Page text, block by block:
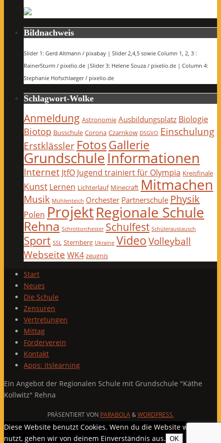
Bildnachweis
Slider 1: Gerd Altmann / pixabay | Slider 2,4,5 sowie Column 1, 2, 3 :
RainerSturm / pixelio.de |Slider 3: Helene Souza / pixelio.de | Column 4:
Stephanie Hofschlaeger / pixelio.de
Schlagwort-Wolke
Anmeldung Astronomie Ausbildungsplatz Biologie
Biotop Busschule Corona Czarnkow DSGVO Einschulung
Erstklässler FotosGallerie
GrundschuleInformationen
Internet JtfO Jugend trainiert für Olympia Kreisfinale
Kunst Lernen Lichterlauf Minecraft Mitmachen
Musik Mühlenteich Orchester Partnerschule Physik
Polen ProjektRegionale Schule
Rehna Schrottorchester Schulfest Schüleraustausch
Sport SSL Sternberg Ukraine VideoVolleyball
Webseite WK4 zeugnis
Start
Neues
Die Schule
Zensuren
Vertretungen
Mittag
Förderverein
Kontakt
Apps: itslearning
Ein Angebot der Regionalen Schule mit Grundschule "Käthe
Kollwitz" Rehna
PRÄSENTIERT VON PARABOLA&WORDPRESS.
Diese Website benutzt Cookies. Wenn du die Website weiter
nutzt, gehen wir von deinem Einverständnis aus. OK